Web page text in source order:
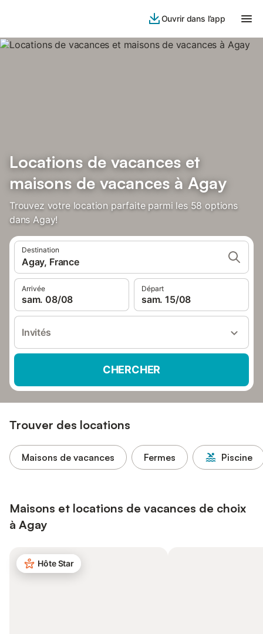
Ouvrir dans l’app
Locations de vacances et
maisons de vacances à Agay
Trouvez votre location parfaite parmi les 58 options
dans Agay!
Destination
Agay, France
Arrivée
sam. 08/08
Départ
sam. 15/08
Invités
CHERCHER
Trouver des locations
Maisons de vacances Fermes Piscine
Maisons et locations de vacances de choix
à Agay
Hôte Star